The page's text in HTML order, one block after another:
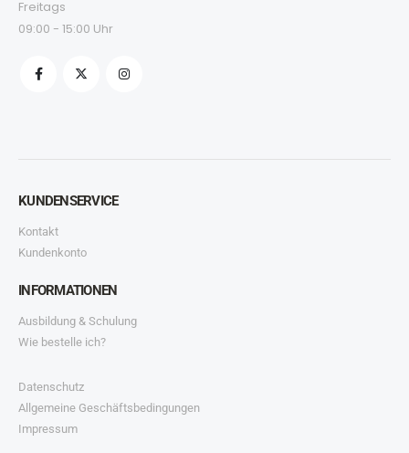
Freitags
09:00 - 15:00 Uhr
KUNDENSERVICE
Kontakt
Kundenkonto
INFORMATIONEN
Ausbildung & Schulung
Wie bestelle ich?
Datenschutz
Allgemeine Geschäftsbedingungen
Impressum